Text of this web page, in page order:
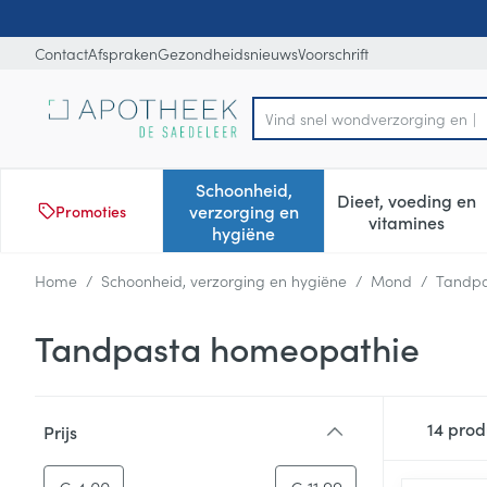
ContactAfsprakenGezondheidsnieuwsVoorschrift
Product, merk, categorie...
V
Promoties
Schoonheid,
verzorging en
hygiëne
Toon submenu voor
Dieet, voeding en
vitamines
Toon
Home / Schoonheid, verzorging en hygiëne / Mond /
Tandpasta homeopathie
Prijs
14